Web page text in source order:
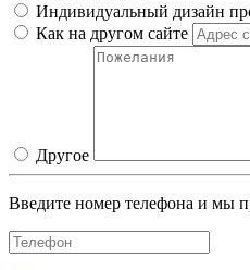
Индивидуальный дизайн
Как на другом сайте
Другое
Введите номер телефона и мы